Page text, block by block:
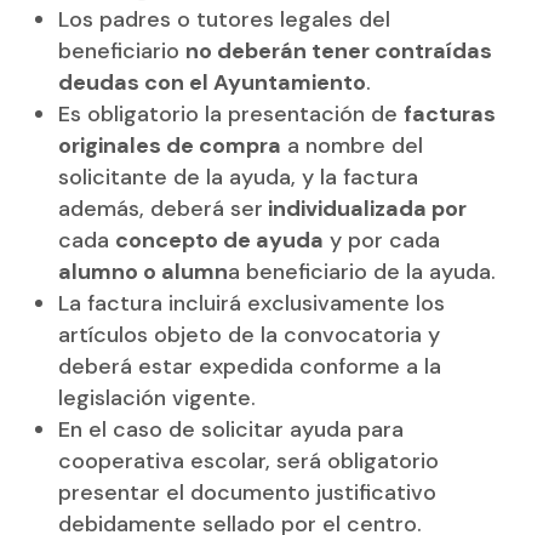
Los padres o tutores legales del
beneficiario no deberán tener contraídas
deudas con el Ayuntamiento.
Es obligatorio la presentación de facturas
originales de compra a nombre del
solicitante de la ayuda, y la factura
además, deberá ser individualizada por
cada concepto de ayuda y por cada
alumno o alumna beneficiario de la ayuda.
La factura incluirá exclusivamente los
artículos objeto de la convocatoria y
deberá estar expedida conforme a la
legislación vigente.
En el caso de solicitar ayuda para
cooperativa escolar, será obligatorio
presentar el documento justificativo
debidamente sellado por el centro.